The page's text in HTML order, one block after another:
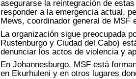
asegurarse la reintegración de
responder a la emergencia actual,
Mews, coordinador general de MSF
La organización sigue preocupada
Rustenburgo y Ciudad del Cabo)
denunciar los actos de violencia y
En Johannesburgo, MSF está
en Ekurhuleni y en otros lugares